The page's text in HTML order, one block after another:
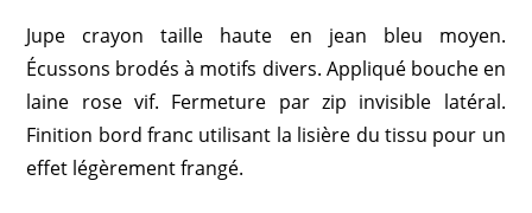
Jupe crayon taille haute en jean bleu moyen.
Écussons brodés à motifs divers. Appliqué bouche en
laine rose vif. Fermeture par zip invisible latéral.
Finition bord franc utilisant la lisière du tissu pour un
effet légèrement frangé.